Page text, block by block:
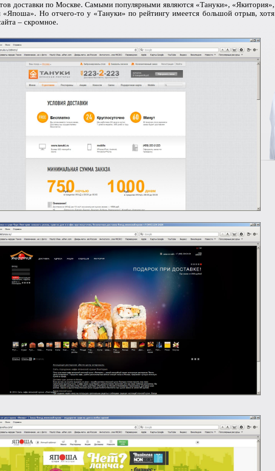
доставки по Москве. Самыми популярными являются «Тануки», «Якитория»,
«Япоша». Но отчего-то у «Тануки» по рейтингу имеется большой отрыв, хотя
– скромное.